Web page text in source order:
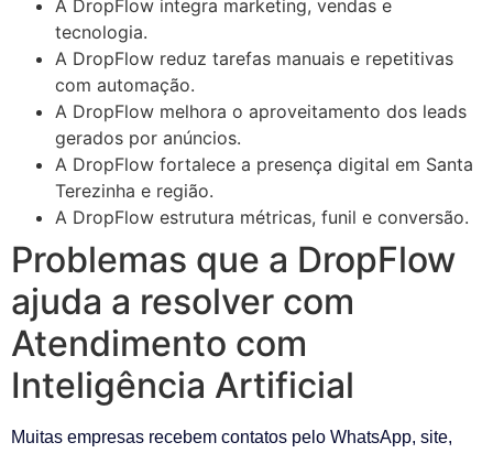
A DropFlow integra marketing, vendas e
tecnologia.
A DropFlow reduz tarefas manuais e repetitivas
com automação.
A DropFlow melhora o aproveitamento dos leads
gerados por anúncios.
A DropFlow fortalece a presença digital em Santa
Terezinha e região.
A DropFlow estrutura métricas, funil e conversão.
Problemas que a DropFlow
ajuda a resolver com
Atendimento com
Inteligência Artificial
Muitas empresas recebem contatos pelo WhatsApp, site,